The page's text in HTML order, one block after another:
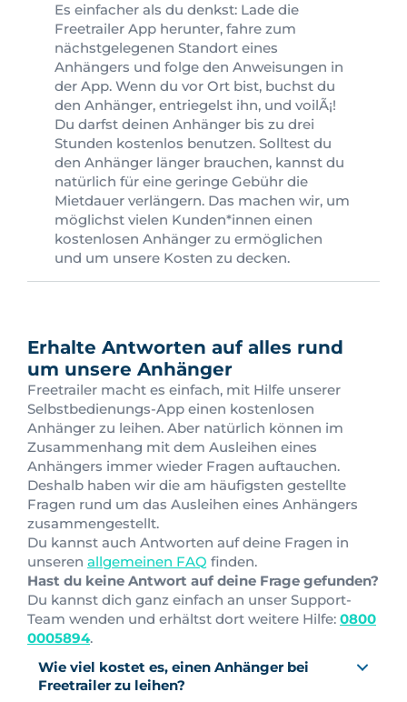
Es einfacher als du denkst: Lade die
Freetrailer App herunter, fahre zum
nächstgelegenen Standort eines
Anhängers und folge den Anweisungen in
der App. Wenn du vor Ort bist, buchst du
den Anhänger, entriegelst ihn, und voilÃ¡!
Du darfst deinen Anhänger bis zu drei
Stunden kostenlos benutzen. Solltest du
den Anhänger länger brauchen, kannst du
natürlich für eine geringe Gebühr die
Mietdauer verlängern. Das machen wir, um
möglichst vielen Kunden*innen einen
kostenlosen Anhänger zu ermöglichen
und um unsere Kosten zu decken.
Erhalte Antworten auf alles rund
um unsere Anhänger
Freetrailer macht es einfach, mit Hilfe unserer
Selbstbedienungs-App einen kostenlosen
Anhänger zu leihen. Aber natürlich können im
Zusammenhang mit dem Ausleihen eines
Anhängers immer wieder Fragen auftauchen.
Deshalb haben wir die am häufigsten gestellte
Fragen rund um das Ausleihen eines Anhängers
zusammengestellt.
Du kannst auch Antworten auf deine Fragen in
unseren allgemeinen FAQ finden.
Hast du keine Antwort auf deine Frage gefunden?
Du kannst dich ganz einfach an unser Support-
Team wenden und erhältst dort weitere Hilfe: 0800
0005894.
Wie viel kostet es, einen Anhänger bei
Freetrailer zu leihen?